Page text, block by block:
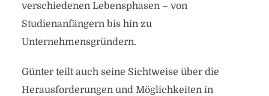
verschiedenen Lebensphasen – von
Studienanfängern bis hin zu
Unternehmensgründern.
Günter teilt auch seine Sichtweise über die
Herausforderungen und Möglichkeiten in